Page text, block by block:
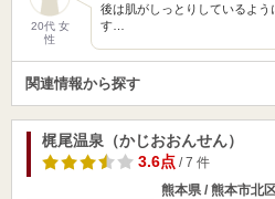
20代 女
性
後は肌がしっとりしているよ
す…
関連情報から探す
梶尾温泉（かじおおんせん）
3.6点/ 7 件
熊本県 / 熊本市北